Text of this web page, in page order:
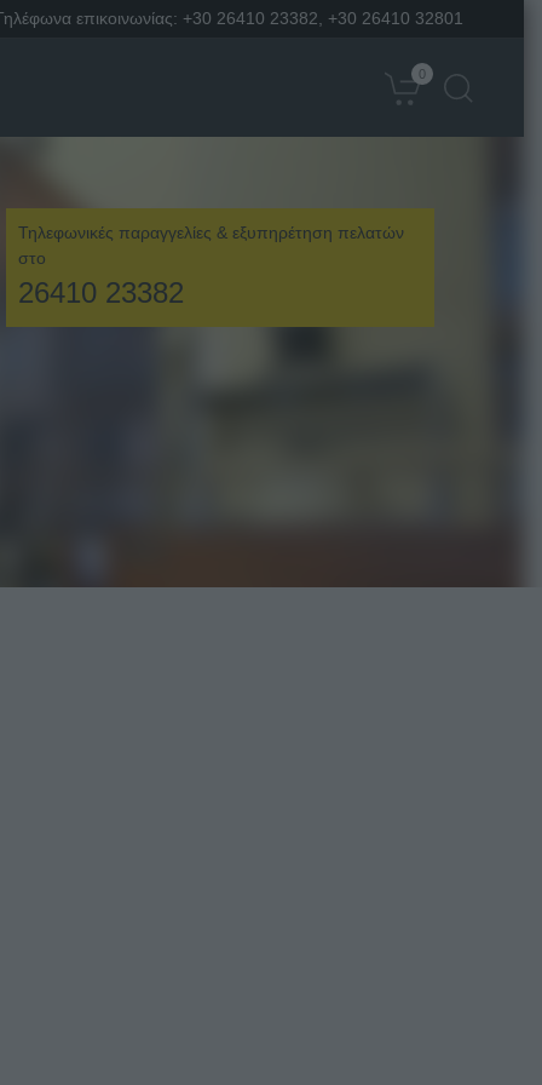
επικοινωνίας: +30 26410 23382 +30 26410 32801
0
Τηλεφωνικές παραγγελίες & εξυπηρέτηση πελατών
στο
26410 23382